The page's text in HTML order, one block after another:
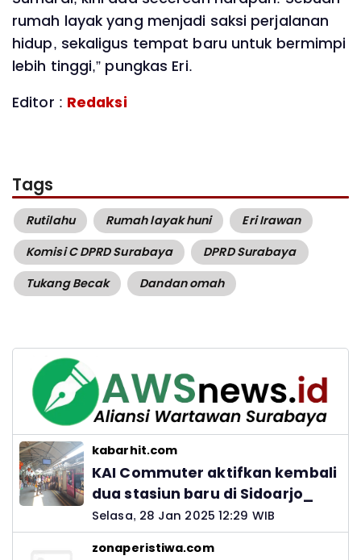
rumah layak yang menjadi saksi perjalanan
hidup, sekaligus tempat baru untuk bermimpi
lebih tinggi,” pungkas Eri.
Editor : Redaksi
Tags
Rutilahu Rumah layak huni
Eri Irawan
Komisi C DPRD Surabaya
DPRD Surabaya
Tukang Becak
Dandan omah
kabarhit.com
KAI Commuter aktifkan kembali
dua stasiun baru di Sidoarjo_
Selasa, 28 Jan 2025 12:29 WIB
zonaperistiwa.com